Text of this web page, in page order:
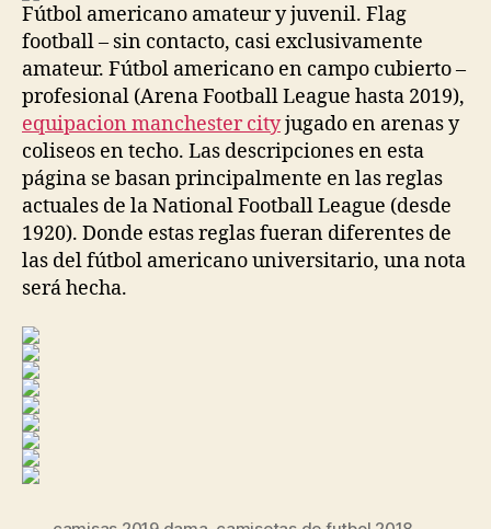
Fútbol americano amateur y juvenil. Flag
football – sin contacto, casi exclusivamente
amateur. Fútbol americano en campo cubierto –
profesional (Arena Football League hasta 2019),
equipacion manchester cityjugado en arenas y
coliseos en techo. Las descripciones en esta
página se basan principalmente en las reglas
actuales de la National Football League (desde
1920). Donde estas reglas fueran diferentes de
las del fútbol americano universitario, una nota
será hecha.